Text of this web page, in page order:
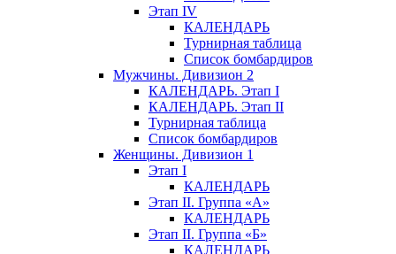
Этап IV
КАЛЕНДАРЬ
Турнирная таблица
Список бомбардиров
Мужчины. Дивизион 2
КАЛЕНДАРЬ. Этап I
КАЛЕНДАРЬ. Этап II
Турнирная таблица
Список бомбардиров
Женщины. Дивизион 1
Этап I
КАЛЕНДАРЬ
Этап II. Группа «А»
КАЛЕНДАРЬ
Этап II. Группа «Б»
КАЛЕНДАРЬ